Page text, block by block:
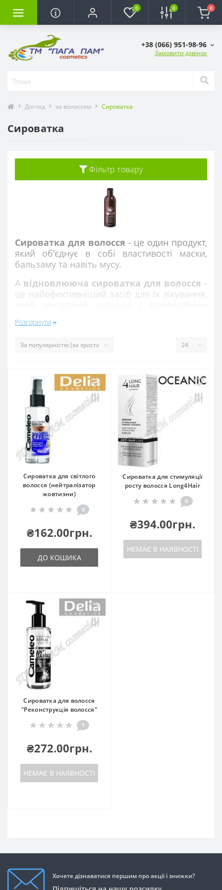
0 0 0
+38 (066) 951-98-96
Замовити дзвінок
Догляд за волоссям Сироватка
Сироватка
Фільтр товару
Сироватка для волосся - це один продукт,
який об'єднує в собі властивості маски,
бальзаму та навіть мусу.
А відновлююча сироватка для волосся -
це найефективніший засіб для їх лікування,
препарат не тільки прискорює ріст
придает локонам здоровый блеск;
увеличивает эластичность прядей;
попереджає випадання;
вирішує проблеми ломкости та
секущихся кончиків;
може навіть вибачити від перхоти.
Розгорнути
Сироватка для світлого
волосся (нейтралізатор
жовтизни)
0
₴162.00грн.
ДО КОШИКА
Сироватка для стимуляції
росту волосся Long4Hair
0
₴394.00грн.
НЕМАЄ В НАЯВНОСТІ
Сироватка для волосся
"Реконструкція волосся"
1
₴272.00грн.
НЕМАЄ В НАЯВНОСТІ
Хочете дізнаватися першим про акції і знижки?